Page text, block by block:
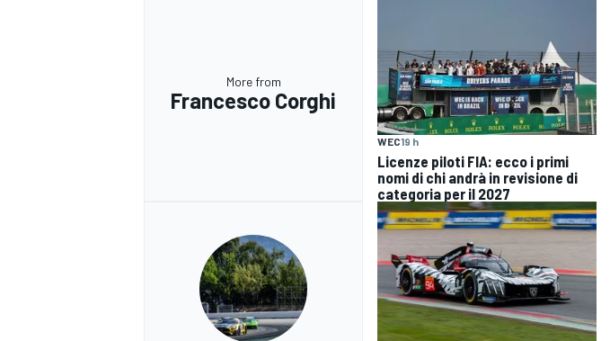
More from
Francesco Corghi
WEC19 h
Licenze piloti FIA: ecco i primi
nomi di chi andrà in revisione di
categoria per il 2027